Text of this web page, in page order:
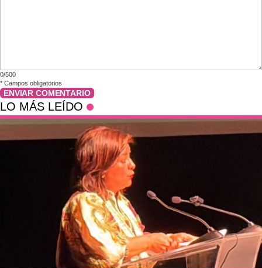
0/500
* Campos obligatorios
ENVIAR COMENTARIO
LO MÁS LEÍDO